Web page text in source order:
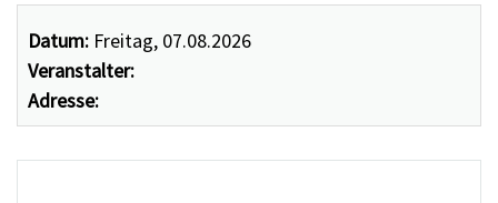
Datum: Freitag, 07.08.2026
Veranstalter:
Adresse: